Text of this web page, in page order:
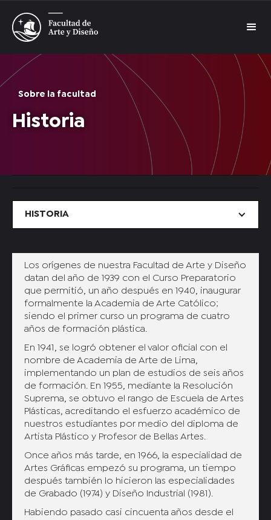
Sobre la facultad
Historia
Los orígenes de nuestra Facultad de Arte y Diseño
datan del año de 1939 con el Curso Preparatorio
que permitió, un año después en 1940, inaugurar
formalmente la Academia de Arte Católico;
siendo el primer curso un programa de cuatro
años de formación plástica.
En 1941, se logró obtener el valor oficial con el
nombre de Academia de Arte de Lima,
implementando un plan de estudios de seis años
de formación. En 1955, mediante la Resolución
Suprema, se obtuvo el rango de Escuela de Artes
Plásticas, acreditando el esfuerzo académico de
nuestros estudiantes por medio del diploma de
Artista Plástico y Profesor de Bellas Artes.
Once años más tarde, en 1966, la especialidad de
Artes Gráficas empezó su programa, un tiempo
después también lo hicieron las especialidades
de Grabado (1974) y Diseño Industrial (1981).
Habiendo pasado casi cincuenta años desde el
HISTORIA